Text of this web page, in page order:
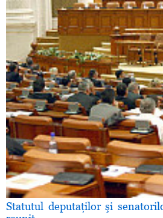
Statutul deputaţilor şi